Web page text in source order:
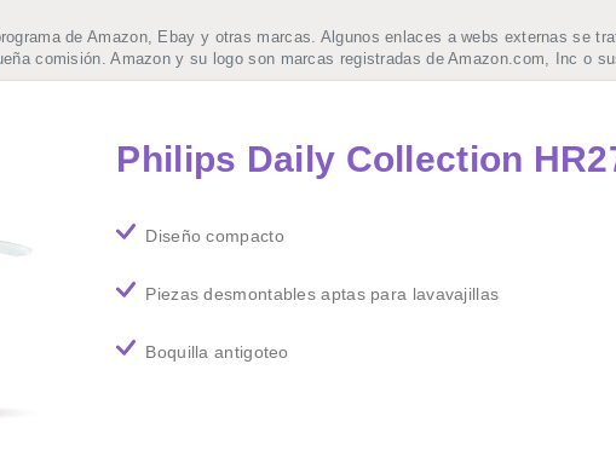
de Amazon, Ebay y otras marcas. Algunos enlaces a webs externas se
comisión. Amazon y su logo son marcas registradas de Amazon.com, Inc o
Philips Daily Collection
Diseño compacto
Piezas desmontables aptas para lavavajillas
Boquilla antigoteo